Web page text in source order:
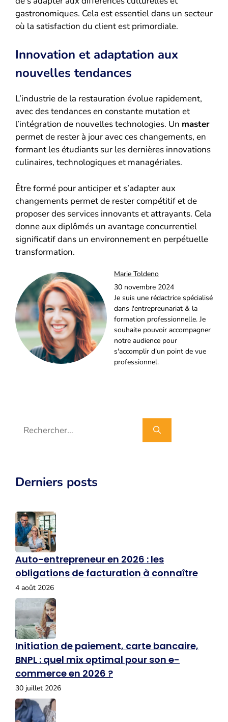
gastronomiques. Cela est essentiel dans un secteur
où la satisfaction du client est primordiale.
Innovation et adaptation aux
nouvelles tendances
L’industrie de la restauration évolue rapidement,
avec des tendances en constante mutation et
l’intégration de nouvelles technologies. Un master
permet de rester à jour avec ces changements, en
formant les étudiants sur les dernières innovations
culinaires, technologiques et managériales.
Être formé pour anticiper et s’adapter aux
changements permet de rester compétitif et de
proposer des services innovants et attrayants. Cela
donne aux diplômés un avantage concurrentiel
significatif dans un environnement en perpétuelle
transformation.
Marie Toldeno
30 novembre 2024
Je suis une rédactrice spécialisé
dans l'entrepreunariat & la
formation professionnelle. Je
souhaite pouvoir accompagner
notre audience pour
s'accomplir d'un point de vue
professionnel.
Rechercher :
Derniers posts
Auto-entrepreneur en 2026 : les
obligations de facturation à connaître
4 août 2026
Initiation de paiement, carte bancaire,
BNPL : quel mix optimal pour son e-
commerce en 2026 ?
30 juillet 2026